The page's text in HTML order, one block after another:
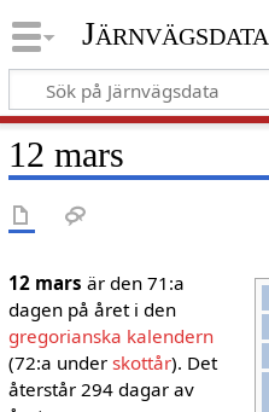
Järnvägsdata
12 mars
12 mars är den 71:a
dagen på året i den
gregorianska kalendern
(72:a under skottår). Det
återstår 294 dagar av